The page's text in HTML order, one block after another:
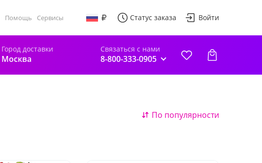
Помощь Сервисы Статус заказа Войти
Город доставки
Москва
Связаться с нами
8-800-333-0905
По популярности